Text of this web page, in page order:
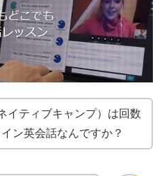
イティブキャンプ）は回数
ン英会話なんですか？